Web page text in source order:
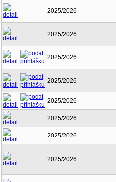
2025/2026
2025/2026
2025/2026
2025/2026
2025/2026
2025/2026
2025/2026
2025/2026